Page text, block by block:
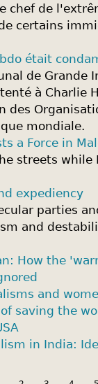
chef de
certains
était
de Grande
à Charlie
des
mondiale.
a Force in
streets while
expediency
parties
and
How the
and
of saving the
in India: